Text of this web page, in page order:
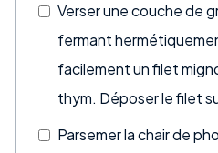
Verser une couche de
fermant
facilement un filet
thym. Déposer le filet
Parsemer la chair de